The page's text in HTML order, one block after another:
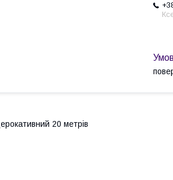
20 метрів